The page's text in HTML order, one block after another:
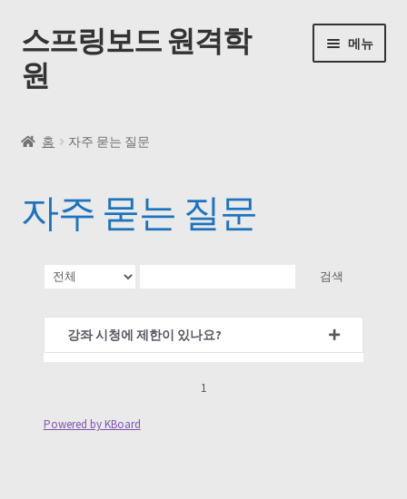
스프링보드 원격학
원
메뉴
내 계정
공지사항
홈 자주 묻는 질문
자주 묻는 질문
검색
강좌 시청에 제한이 있나요?
1
Powered by KBoard